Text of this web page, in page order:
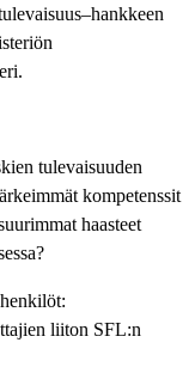
tulevaisuuden
kompetenssit
haasteet
liiton SFL:n